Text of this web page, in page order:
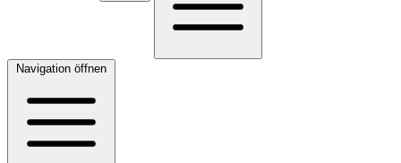
Navigation öffnen